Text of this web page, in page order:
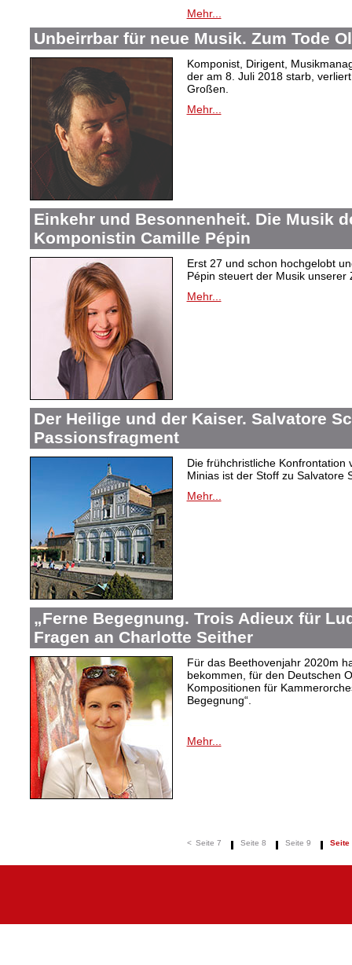
Mehr...
Unbeirrbar für neue Musik. Zum Tode
Komponist, Dirigent,
der am 8. Juli 2018 starb,
Großen.
Mehr...
Einkehr und Besonnenheit. Die Musik
Komponistin Camille Pépin
Erst 27 und schon hochgelobt
Pépin steuert der Musik unserer
Mehr...
Der Heilige und der Kaiser. Salvatore
Passionsfragment
Die frühchristliche Konfrontation
Minias ist der Stoff zu Salvatore
Mehr...
„Ferne Begegnung. Trois Adieux für
Fragen an Charlotte Seither
Für das Beethovenjahr 2020m
bekommen, für den Deutschen
Kompositionen für
Begegnung“.
Mehr...
< Seite 7 Seite 8 Seite 9 Seite